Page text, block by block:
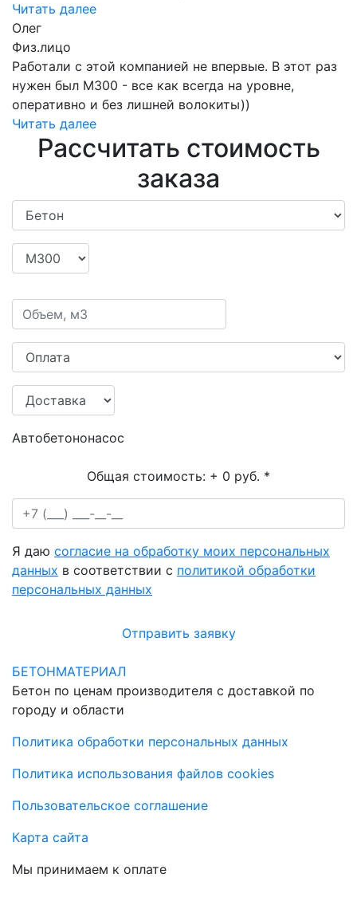
Читать далее
Олег
Физ.лицо
Работали с этой компанией не впервые. В этот раз
нужен был М300 - все как всегда на уровне,
оперативно и без лишней волокиты))
Читать далее
Рассчитать стоимость
заказа
Автобетононасос
Общая стоимость: + 0 руб. *
Я даю согласие на обработку моих персональных
данных в соответствии с политикой обработки
персональных данных
Отправить заявку
БЕТОНМАТЕРИАЛ
Бетон по ценам производителя с доставкой по
городу и области
Политика обработки персональных данных
Политика использования файлов cookies
Пользовательское соглашение
Карта сайта
Мы принимаем к оплате